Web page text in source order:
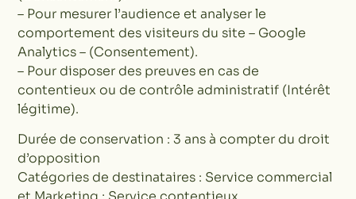
– Pour mesurer l’audience et analyser le
comportement des visiteurs du site – Google
Analytics – (Consentement).
– Pour disposer des preuves en cas de
contentieux ou de contrôle administratif (Intérêt
légitime).
Durée de conservation : 3 ans à compter du droit
d’opposition
Catégories de destinataires : Service commercial